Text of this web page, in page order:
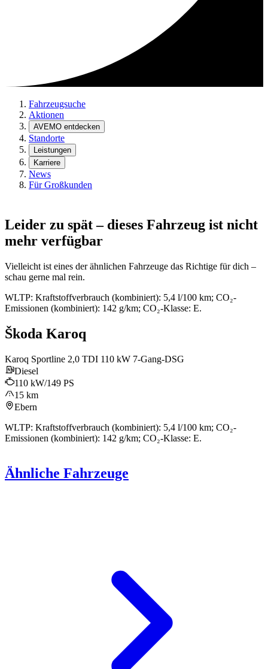
Fahrzeugsuche
Aktionen
AVEMO entdecken
Standorte
Leistungen
Karriere
News
Für Großkunden
Leider zu spät – dieses Fahrzeug ist nicht
mehr verfügbar
Vielleicht ist eines der ähnlichen Fahrzeuge das Richtige für dich –
schau gerne mal rein.
WLTP: Kraftstoffverbrauch (kombiniert): 5,4 l/100 km; CO₂-
Emissionen (kombiniert): 142 g/km; CO₂-Klasse: E.
Škoda Karoq
Karoq Sportline 2,0 TDI 110 kW 7-Gang-DSG
Diesel
110 kW/149 PS
15 km
Ebern
WLTP: Kraftstoffverbrauch (kombiniert): 5,4 l/100 km; CO₂-
Emissionen (kombiniert): 142 g/km; CO₂-Klasse: E.
Ähnliche Fahrzeuge